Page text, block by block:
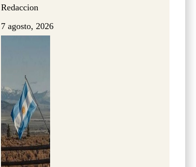
Redaccion
7 agosto, 2026